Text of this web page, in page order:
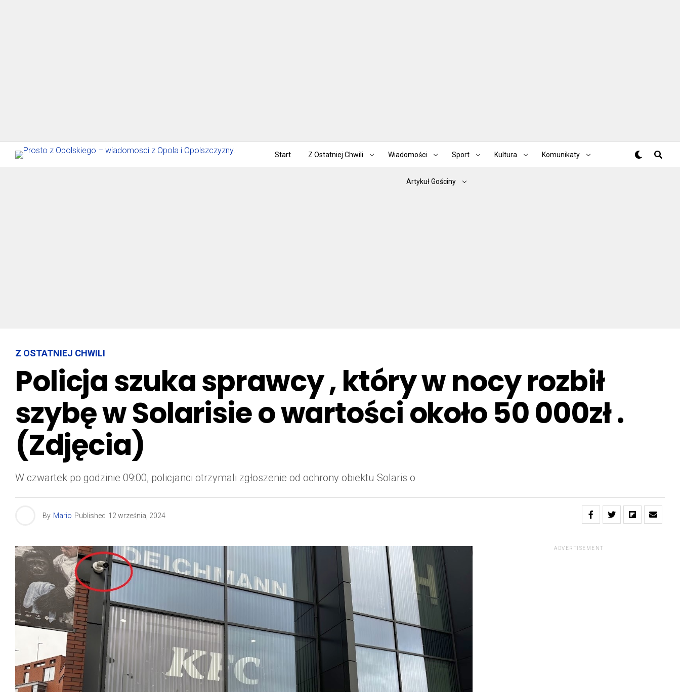
Start Z Ostatniej Chwili Wiadomości Sport Kultura Komunikaty
Artykuł Gościny
Z OSTATNIEJ CHWILI
Policja szuka sprawcy , który w nocy rozbił
szybę w Solarisie o wartości około 50 000zł .
(Zdjęcia)
W czwartek po godzinie 09:00, policjanci otrzymali zgłoszenie od ochrony obiektu Solaris o
By Mario Published 12 września, 2024
ADVERTISEMENT